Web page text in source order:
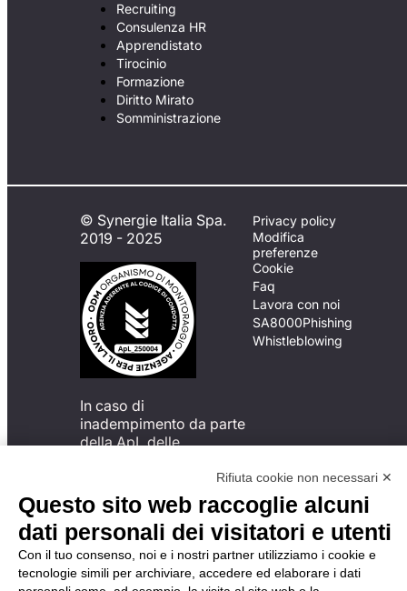
Recruiting
Consulenza HR
Apprendistato
Tirocinio
Formazione
Diritto Mirato
Somministrazione
© Synergie Italia Spa.
2019 - 2025
In caso di
inadempimento da parte
della ApL delle
del Codice di Condotta, è
possibile presentare un
reclamo
all’Organismo di
Monitoraggio utilizzando
una delle modalità
descritte al seguente
Privacy policy
Modifica
preferenze
Cookie
Faq
Lavora con noi
SA8000Phishing
Whistleblowing
Rifiuta cookie non necessari ✕
Questo sito web raccoglie alcuni
dati personali dei visitatori e utenti
Con il tuo consenso, noi e i nostri partner utilizziamo i cookie e
tecnologie simili per archiviare, accedere ed elaborare i dati